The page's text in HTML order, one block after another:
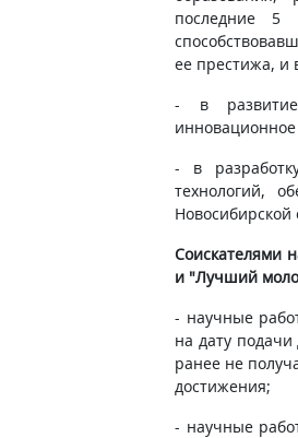
последние 5
ее престижа, и
- в развитие
- в
технологий,
Новосибирской
Соискателями
и "Лучший
- научные
на дату
ранее не
достижения;
- научные